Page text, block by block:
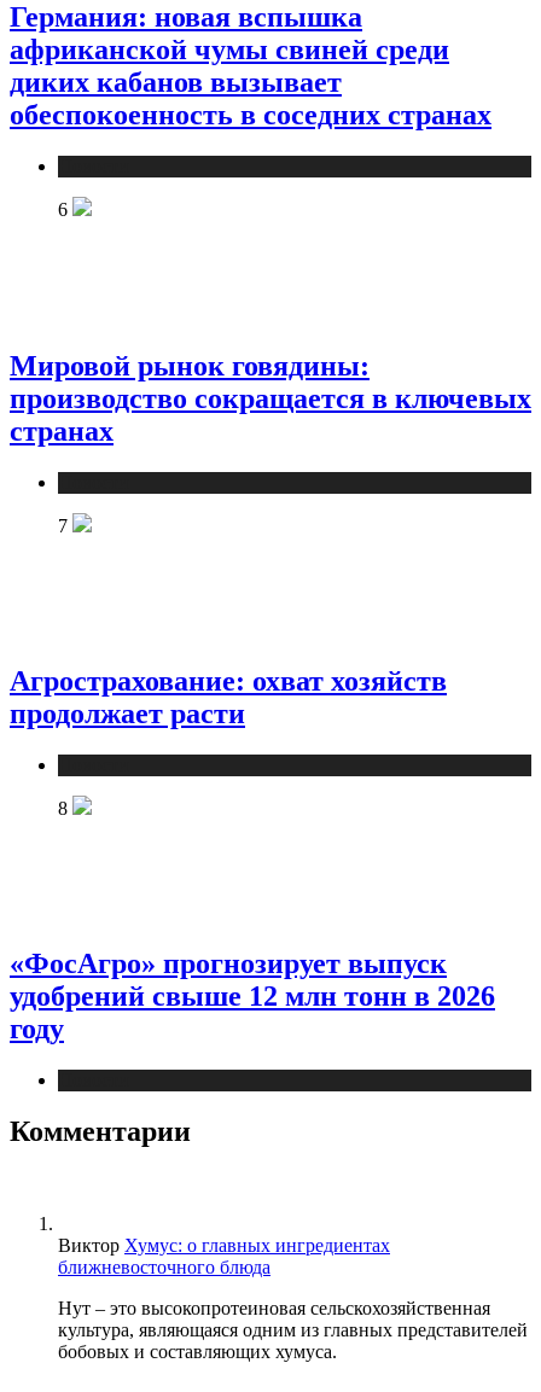
Германия: новая вспышка
африканской чумы свиней среди
диких кабанов вызывает
обеспокоенность в соседних странах
6
Мировой рынок говядины:
производство сокращается в ключевых
странах
7
Агрострахование: охват хозяйств
продолжает расти
8
«ФосАгро» прогнозирует выпуск
удобрений свыше 12 млн тонн в 2026
году
Комментарии
Виктор Хумус: о главных ингредиентах
ближневосточного блюда
Нут – это высокопротеиновая сельскохозяйственная
культура, являющаяся одним из главных представителей
бобовых и составляющих хумуса.